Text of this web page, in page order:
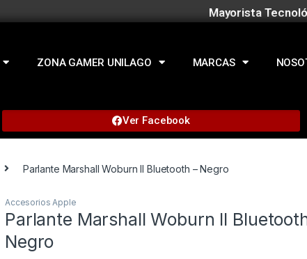
Mayorista
ZONA GAMER UNILAGO MARCAS
Ver Facebook
Parlante Marshall Woburn II Bluetooth – Negro
Accesorios Apple
Parlante Marshall Woburn II
Negro